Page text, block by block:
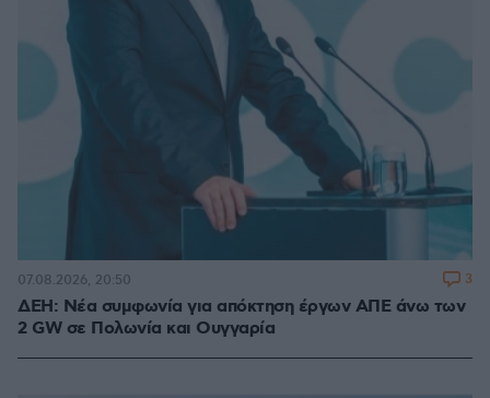
ΔΕΗ: Νέα συμφωνία για απόκτηση έργων ΑΠΕ άνω των
2 GW σε Πολωνία και Ουγγαρία
07.08.2026, 20:50 3